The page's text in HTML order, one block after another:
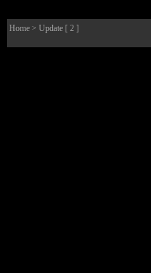
Home > Update [ 2 ]